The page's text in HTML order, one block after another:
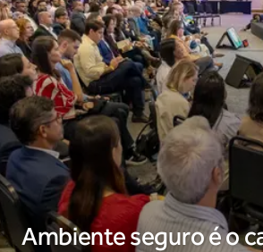
Ambiente seguro é o